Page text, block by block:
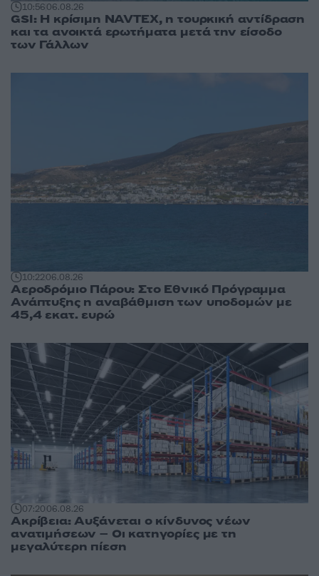
10:5606.08.26
GSI: Η κρίσιμη NAVTEX, η τουρκική αντίδραση
και τα ανοικτά ερωτήματα μετά την είσοδο
των Γάλλων
10:2206.08.26
Αεροδρόμιο Πάρου: Στο Εθνικό Πρόγραμμα
Ανάπτυξης η αναβάθμιση των υποδομών με
45,4 εκατ. ευρώ
07:2006.08.26
Ακρίβεια: Αυξάνεται ο κίνδυνος νέων
ανατιμήσεων – Οι κατηγορίες με τη
μεγαλύτερη πίεση